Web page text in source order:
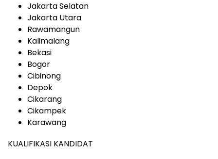
Jakarta Selatan
Jakarta Utara
Rawamangun
Kalimalang
Bekasi
Bogor
Cibinong
Depok
Cikarang
Cikampek
Karawang
KUALIFIKASI KANDIDAT